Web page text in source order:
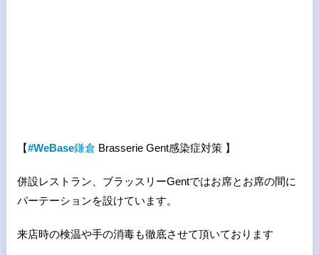
【#WeBase鎌倉 Brasserie Gent感染症対策 】
併設レストラン、ブラッスリーGentではお席とお席の間に
パーテーションを設けています。
来店時の検温や手の消毒も徹底させて頂いております